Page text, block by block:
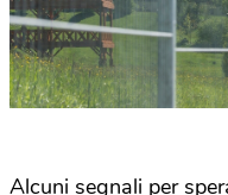
Alcuni segnali per